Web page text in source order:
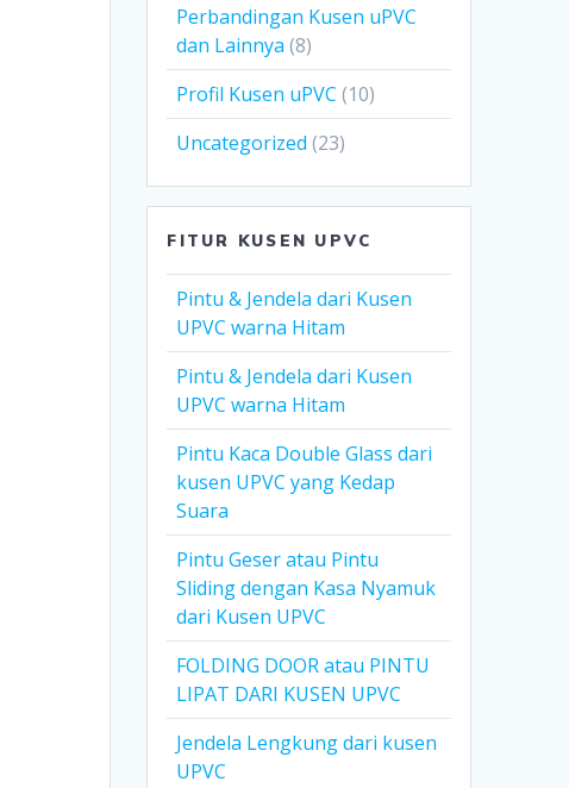
Perbandingan Kusen uPVC
dan Lainnya (8)
Profil Kusen uPVC (10)
Uncategorized (23)
FITUR KUSEN UPVC
Pintu & Jendela dari Kusen
UPVC warna Hitam
Pintu & Jendela dari Kusen
UPVC warna Hitam
Pintu Kaca Double Glass dari
kusen UPVC yang Kedap
Suara
Pintu Geser atau Pintu
Sliding dengan Kasa Nyamuk
dari Kusen UPVC
FOLDING DOOR atau PINTU
LIPAT DARI KUSEN UPVC
Jendela Lengkung dari kusen
UPVC